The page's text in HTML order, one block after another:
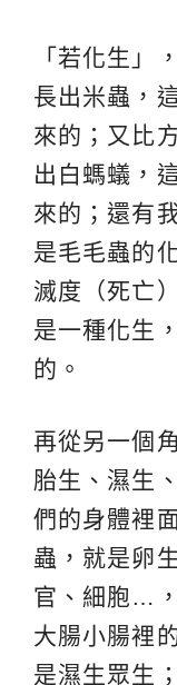
「若化生」
長出米蟲，
來的；又比
出白螞蟻，
來的；還有
是毛毛蟲的
滅度（死亡
是一種化生
的。
再從另一個
胎生、濕生
們的身體裡
蟲，就是卵
官、細胞…
大腸小腸裡
是濕生眾生